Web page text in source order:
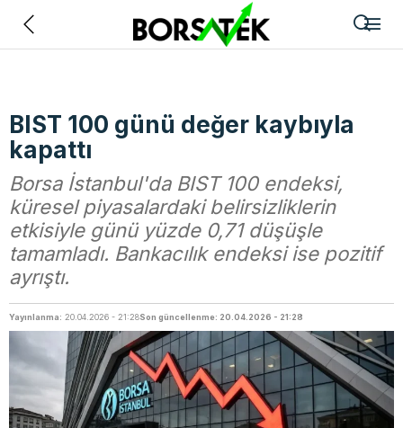
BIST 100 günü değer kaybıyla
kapattı
Borsa İstanbul'da BIST 100 endeksi,
küresel piyasalardaki belirsizliklerin
etkisiyle günü yüzde 0,71 düşüşle
tamamladı. Bankacılık endeksi ise pozitif
ayrıştı.
Yayınlanma: 20.04.2026 - 21:28Son güncellenme: 20.04.2026 - 21:28